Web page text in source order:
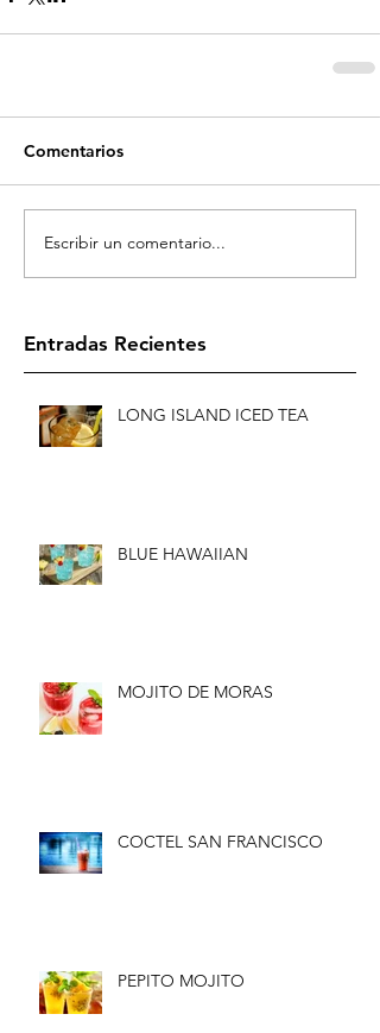
Comentarios
Escribir un comentario...
Entradas Recientes
LONG ISLAND ICED TEA
BLUE HAWAIIAN
MOJITO DE MORAS
COCTEL SAN FRANCISCO
PEPITO MOJITO